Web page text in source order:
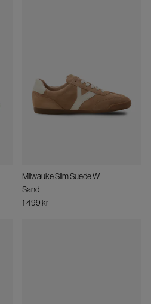
Milwauke Slim Suede W
Sand
1 499 kr